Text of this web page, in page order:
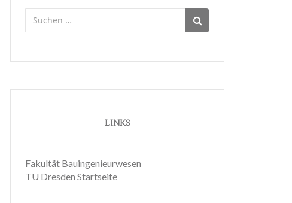
nach:
LINKS
Fakultät Bauingenieurwesen
TU Dresden Startseite